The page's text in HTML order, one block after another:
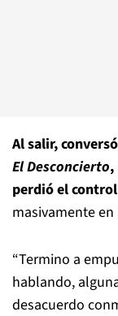
Al salir,
El Desconcierto,
perdió el control
masivamente
“Termino a
hablando,
desacuerdo